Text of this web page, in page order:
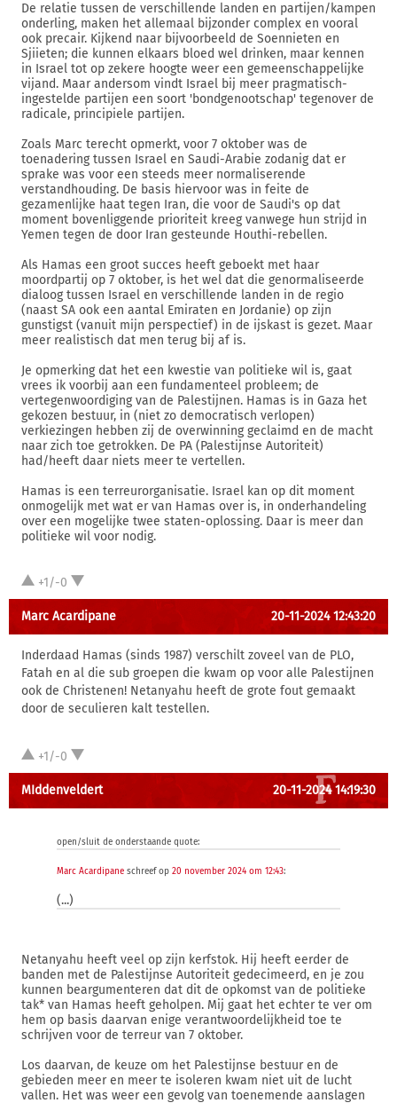
De relatie tussen de verschillende landen en partijen/kampen
onderling, maken het allemaal bijzonder complex en vooral
ook precair. Kijkend naar bijvoorbeeld de Soennieten en
Sjiieten; die kunnen elkaars bloed wel drinken, maar kennen
in Israel tot op zekere hoogte weer een gemeenschappelijke
vijand. Maar andersom vindt Israel bij meer pragmatisch-
ingestelde partijen een soort 'bondgenootschap' tegenover de
radicale, principiele partijen.
Zoals Marc terecht opmerkt, voor 7 oktober was de
toenadering tussen Israel en Saudi-Arabie zodanig dat er
sprake was voor een steeds meer normaliserende
verstandhouding. De basis hiervoor was in feite de
gezamenlijke haat tegen Iran, die voor de Saudi's op dat
moment bovenliggende prioriteit kreeg vanwege hun strijd in
Yemen tegen de door Iran gesteunde Houthi-rebellen.
Als Hamas een groot succes heeft geboekt met haar
moordpartij op 7 oktober, is het wel dat die genormaliseerde
dialoog tussen Israel en verschillende landen in de regio
(naast SA ook een aantal Emiraten en Jordanie) op zijn
gunstigst (vanuit mijn perspectief) in de ijskast is gezet. Maar
meer realistisch dat men terug bij af is.
Je opmerking dat het een kwestie van politieke wil is, gaat
vrees ik voorbij aan een fundamenteel probleem; de
vertegenwoordiging van de Palestijnen. Hamas is in Gaza het
gekozen bestuur, in (niet zo democratisch verlopen)
verkiezingen hebben zij de overwinning geclaimd en de macht
naar zich toe getrokken. De PA (Palestijnse Autoriteit)
had/heeft daar niets meer te vertellen.
Hamas is een terreurorganisatie. Israel kan op dit moment
onmogelijk met wat er van Hamas over is, in onderhandeling
over een mogelijke twee staten-oplossing. Daar is meer dan
politieke wil voor nodig.
+1/-0
Marc Acardipane 20-11-2024 12:43:20
Inderdaad Hamas (sinds 1987) verschilt zoveel van de PLO,
Fatah en al die sub groepen die kwam op voor alle Palestijnen
ook de Christenen! Netanyahu heeft de grote fout gemaakt
door de seculieren kalt testellen.
+1/-0
MIddenveldert 20-11-2024 14:19:30
open/sluit de onderstaande quote:
Marc Acardipane schreef op 20 november 2024 om 12:43:
(...)
Netanyahu heeft veel op zijn kerfstok. Hij heeft eerder de
banden met de Palestijnse Autoriteit gedecimeerd, en je zou
kunnen beargumenteren dat dit de opkomst van de politieke
tak* van Hamas heeft geholpen. Mij gaat het echter te ver om
hem op basis daarvan enige verantwoordelijkheid toe te
schrijven voor de terreur van 7 oktober.
Los daarvan, de keuze om het Palestijnse bestuur en de
gebieden meer en meer te isoleren kwam niet uit de lucht
vallen. Het was weer een gevolg van toenemende aanslagen